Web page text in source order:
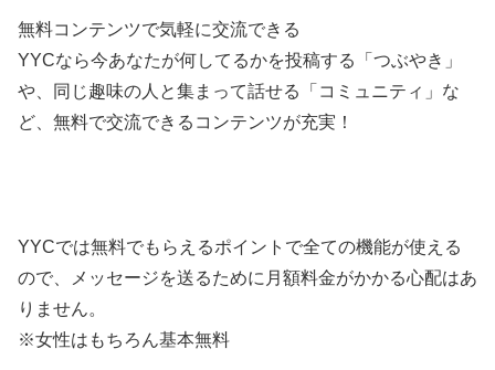
無料コンテンツで気軽に交流できる
YYCなら今あなたが何してるかを投稿する「つぶやき」
や、同じ趣味の人と集まって話せる「コミュニティ」な
ど、無料で交流できるコンテンツが充実！
YYCでは無料でもらえるポイントで全ての機能が使える
ので、メッセージを送るために月額料金がかかる心配はあ
りません。
※女性はもちろん基本無料